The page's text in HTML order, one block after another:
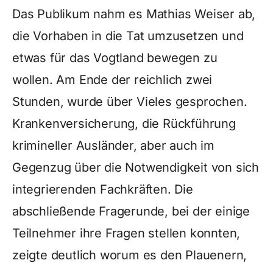
Das Publikum nahm es Mathias Weiser ab,
die Vorhaben in die Tat umzusetzen und
etwas für das Vogtland bewegen zu
wollen. Am Ende der reichlich zwei
Stunden, wurde über Vieles gesprochen.
Krankenversicherung, die Rückführung
krimineller Ausländer, aber auch im
Gegenzug über die Notwendigkeit von sich
integrierenden Fachkräften. Die
abschließende Fragerunde, bei der einige
Teilnehmer ihre Fragen stellen konnten,
zeigte deutlich worum es den Plauenern,